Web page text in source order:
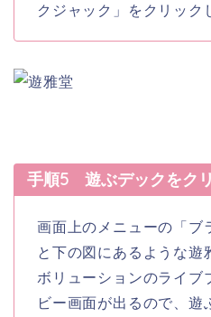
クジャック」をクリック
手順5 遊ぶデックをク
画面上のメニューの「ブ
と下の図にあるような
ボリューションのライブ
ビー画面が出るので、遊